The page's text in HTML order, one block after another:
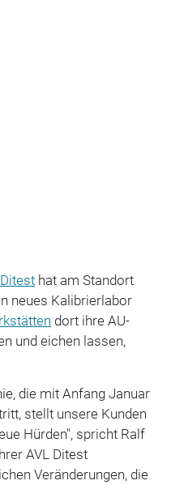
hat am Standort
neues Kalibrierlabor
dort ihre AU-
und eichen lassen,
die mit Anfang Januar
stellt unsere Kunden
Hürden", spricht Ralf
AVL Ditest
Veränderungen, die